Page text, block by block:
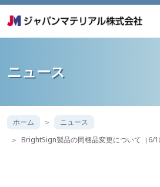
ニュース
ホーム
ニュース
BrightSign製品の同梱品変更について（6/